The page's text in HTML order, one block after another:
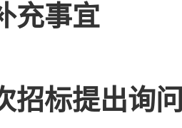
充事宜
招标提出询